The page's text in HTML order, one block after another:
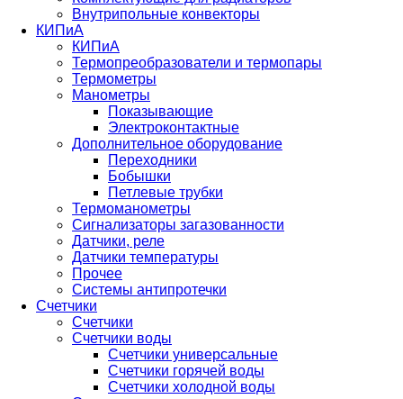
Внутрипольные конвекторы
КИПиА
КИПиА
Термопреобразователи и термопары
Термометры
Манометры
Показывающие
Электроконтактные
Дополнительное оборудование
Переходники
Бобышки
Петлевые трубки
Термоманометры
Сигнализаторы загазованности
Датчики, реле
Датчики температуры
Прочее
Системы антипротечки
Счетчики
Счетчики
Счетчики воды
Счетчики универсальные
Счетчики горячей воды
Счетчики холодной воды